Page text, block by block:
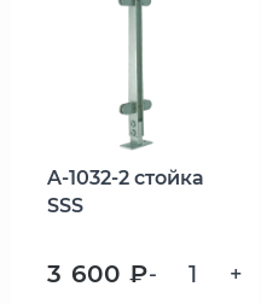
A-1032-2 стойка
SSS
3 600 ₽- +